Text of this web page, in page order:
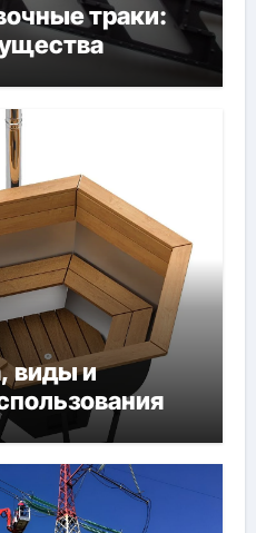
траки:
виды и